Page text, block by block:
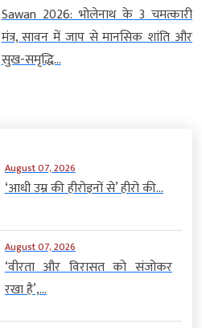
Sawan 2026: भोलेनाथ के 3 चमत्कारी
मंत्र, सावन में जाप से मानसिक शांति और
सुख-समृद्धि...
August 07, 2026
‘आधी उम्र की हीरोइनों से’ हीरो की...
August 07, 2026
‘वीरता और विरासत को संजोकर
रखा है’,...